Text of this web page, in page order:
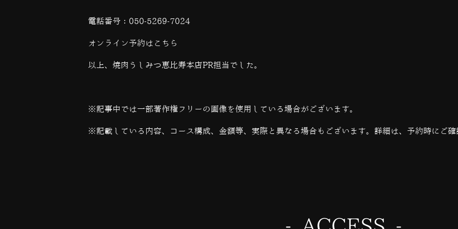
電話番号： 050-5269-7024
オンライン予約は こちら
以上、焼肉うしみつ恵比寿本店PR担当でした。
※記事中では一部著作権フリーの画像を使用している場合がございます。
※記載している内容、コース構成、金額等、実際と異なる場合もございます。詳細は、予約時にご確